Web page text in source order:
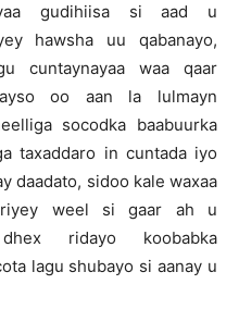
gudihiisa si aad u
hawsha uu qabanayo,
cuntaynayaa waa qaar
oo aan la lulmayn
socodka baabuurka
taxaddaro in cuntada iyo
daadato, sidoo kale waxaa
weel si gaar ah u
ridayo koobabka
lagu shubayo si aanay u